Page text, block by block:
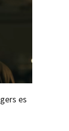
es